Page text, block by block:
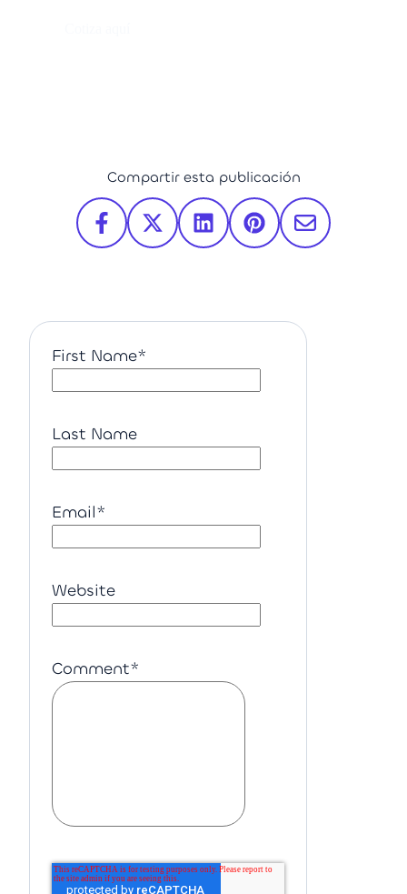
Compartir esta publicación
First Name*
Last Name
Email*
Website
Comment*